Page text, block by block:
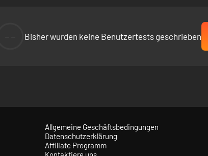
Bisher wurden keine Benutzertests geschrieben
Allgemeine Geschäftsbedingungen
Datenschutzerklärung
Affiliate Programm